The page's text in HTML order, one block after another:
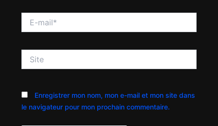
mail*
Enregistrer mon nom, mon e-mail et mon site dans
le navigateur pour mon prochain commentaire.